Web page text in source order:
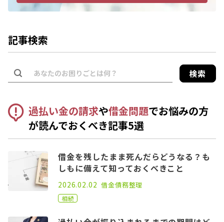
記事検索
検索
過払い金の請求や借金問題でお悩みの方
が読んでおくべき記事5選
借金を残したまま死んだらどうなる？も
しもに備えて知っておくべきこと
2021.02.26
2026.02.02 借金債務整理
相続